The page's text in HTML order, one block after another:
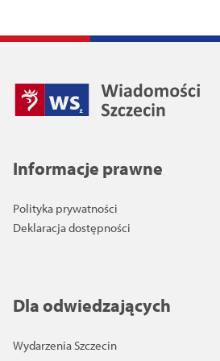
Informacje prawne
Polityka prywatności
Deklaracja dostępności
Dla odwiedzających
Wydarzenia Szczecin